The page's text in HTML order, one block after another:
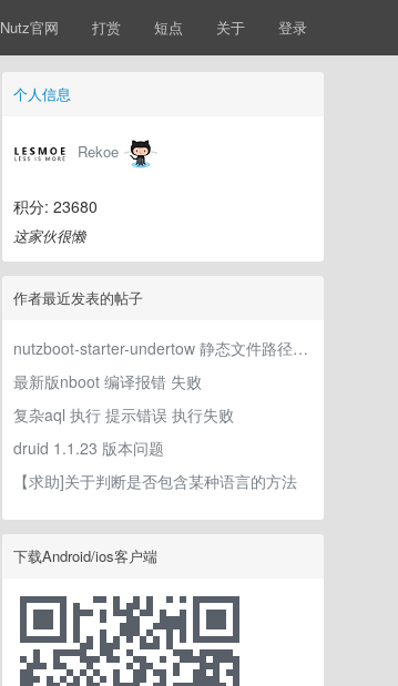
Nutz官网 打赏 短点 关于 登录
个人信息
Rekoe
积分: 23680
这家伙很懒
作者最近发表的帖子
nutzboot-starter-undertow 静态文件路径参数未生效
最新版nboot 编译报错 失败
复杂aql 执行 提示错误 执行失败
druid 1.1.23 版本问题
【求助]关于判断是否包含某种语言的方法
下载Android/ios客户端